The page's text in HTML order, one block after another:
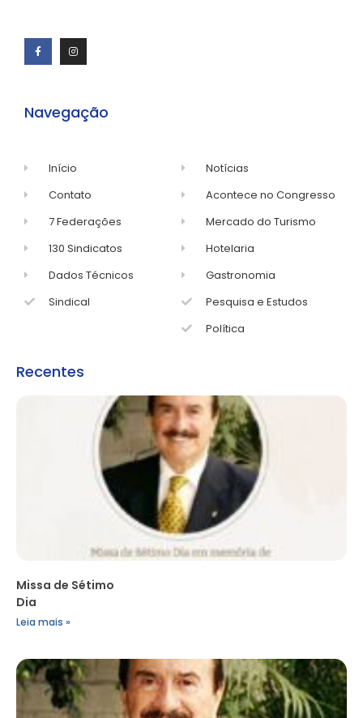
Navegação
Início
Contato
7 Federações
130 Sindicatos
Dados Técnicos
Sindical
Notícias
Acontece no Congresso
Mercado do Turismo
Hotelaria
Gastronomia
Pesquisa e Estudos
Política
Recentes
Missa de Sétimo
Dia
Leia mais »